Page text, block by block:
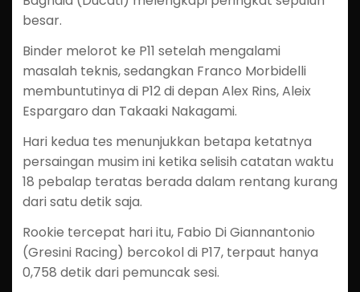
besar.
Binder melorot ke P11 setelah mengalami
masalah teknis, sedangkan Franco Morbidelli
membuntutinya di P12 di depan Alex Rins, Aleix
Espargaro dan Takaaki Nakagami.
Hari kedua tes menunjukkan betapa ketatnya
persaingan musim ini ketika selisih catatan waktu
18 pebalap teratas berada dalam rentang kurang
dari satu detik saja.
Rookie tercepat hari itu, Fabio Di Giannantonio
(Gresini Racing) bercokol di P17, terpaut hanya
0,758 detik dari pemuncak sesi.